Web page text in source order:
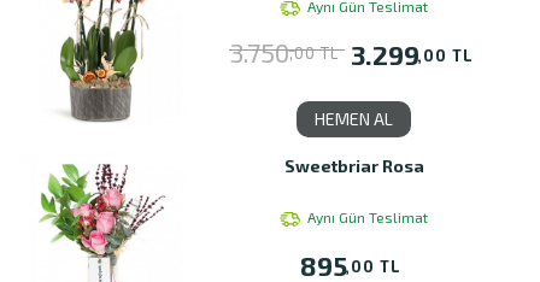
Aynı Gün Teslimat
3.750,00 TL 3.299,00 TL
HEMEN AL
Sweetbriar Rosa
Aynı Gün Teslimat
895,00 TL